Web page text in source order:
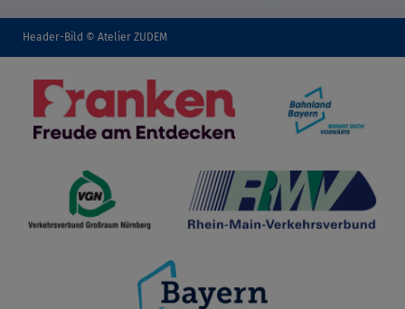
Header-Bild © Atelier ZUDEM